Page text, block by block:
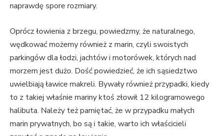
naprawdę spore rozmiary.
Oprócz łowienia z brzegu, powiedzmy, że naturalnego,
wędkować możemy również z marin, czyli swoistych
parkingów dla łodzi, jachtów i motorówek, których nad
morzem jest dużo. Dość powiedzieć, że ich sąsiedztwo
uwielbiają ławice makreli. Bywały również przypadki, kiedy
to z takiej właśnie mariny ktoś złowił 12 kilogramowego
halibuta. Należy też pamiętać, że w przypadku małych
marin prywatnych, bo są i takie, warto ich właścicieli